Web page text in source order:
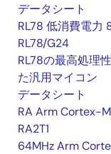
データシート
RL78 低消費電力
RL78/G24
RL78の最高処理
た汎用マイコン
データシート
RA Arm Cortex-
RA2T1
64MHz Arm